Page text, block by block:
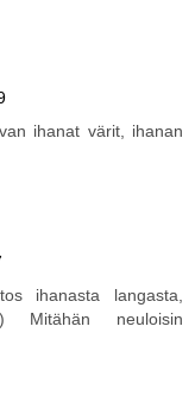
ihanat värit, ihanan
ihanasta langasta,
Mitähän neuloisin